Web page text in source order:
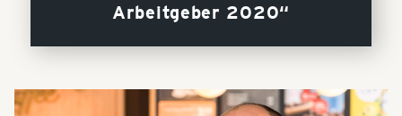
Arbeitgeber 2020“